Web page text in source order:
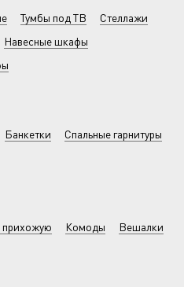
Тумбы под ТВ
Стеллажи
Навесные шкафы
Банкетки
Спальные гарнитуры
прихожую Комоды
Вешалки